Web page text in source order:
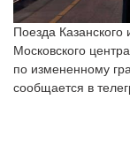
Поезда Казанского
Московского
по измененному
сообщается в